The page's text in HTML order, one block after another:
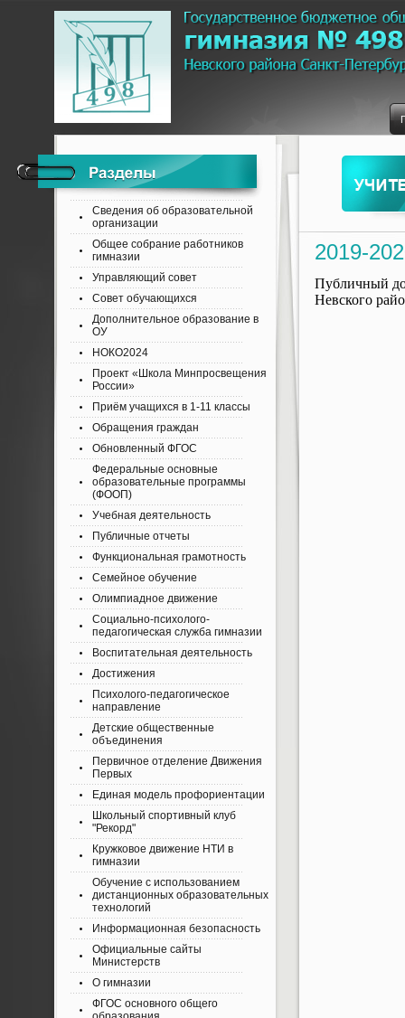
2019-
Публичный
Невского
Сведения об образовательной
организации
Общее собрание работников
гимназии
Управляющий совет
Совет обучающихся
Дополнительное образование в
ОУ
НОКО2024
Проект «Школа Минпросвещения
России»
Приём учащихся в 1-11 классы
Обращения граждан
Обновленный ФГОС
Федеральные основные
образовательные программы
(ФООП)
Учебная деятельность
Публичные отчеты
Функциональная грамотность
Семейное обучение
Олимпиадное движение
Социально-психолого-
педагогическая служба гимназии
Воспитательная деятельность
Достижения
Психолого-педагогическое
направление
Детские общественные
объединения
Первичное отделение Движения
Первых
Единая модель профориентации
Школьный спортивный клуб
"Рекорд"
Кружковое движение НТИ в
гимназии
Обучение с использованием
дистанционных образовательных
технологий
Информационная безопасность
Официальные сайты
Министерств
О гимназии
ФГОС основного общего